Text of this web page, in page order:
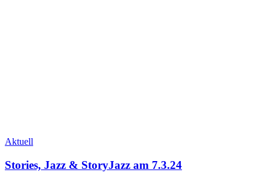
Aktuell
Stories, Jazz & StoryJazz am 7.3.24